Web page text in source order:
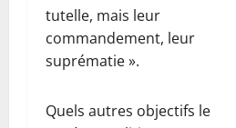
tutelle, mais leur
commandement, leur
suprématie ».
Quels autres objectifs le